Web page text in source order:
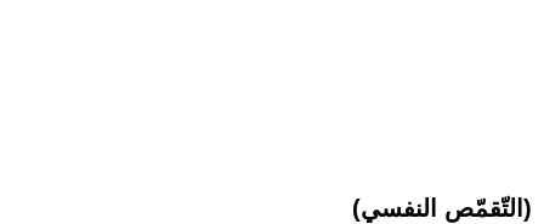
(التّقمّص النفسي)